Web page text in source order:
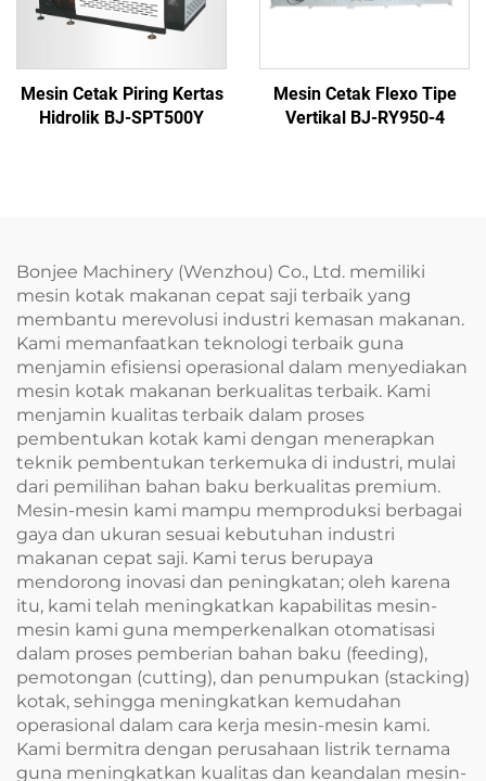
Mesin Cetak Piring Kertas
Hidrolik BJ-SPT500Y
Mesin Cetak Flexo Tipe
Vertikal BJ-RY950-4
Bonjee Machinery (Wenzhou) Co., Ltd. memiliki
mesin kotak makanan cepat saji terbaik yang
membantu merevolusi industri kemasan makanan.
Kami memanfaatkan teknologi terbaik guna
menjamin efisiensi operasional dalam menyediakan
mesin kotak makanan berkualitas terbaik. Kami
menjamin kualitas terbaik dalam proses
pembentukan kotak kami dengan menerapkan
teknik pembentukan terkemuka di industri, mulai
dari pemilihan bahan baku berkualitas premium.
Mesin-mesin kami mampu memproduksi berbagai
gaya dan ukuran sesuai kebutuhan industri
makanan cepat saji. Kami terus berupaya
mendorong inovasi dan peningkatan; oleh karena
itu, kami telah meningkatkan kapabilitas mesin-
mesin kami guna memperkenalkan otomatisasi
dalam proses pemberian bahan baku (feeding),
pemotongan (cutting), dan penumpukan (stacking)
kotak, sehingga meningkatkan kemudahan
operasional dalam cara kerja mesin-mesin kami.
Kami bermitra dengan perusahaan listrik ternama
guna meningkatkan kualitas dan keandalan mesin-